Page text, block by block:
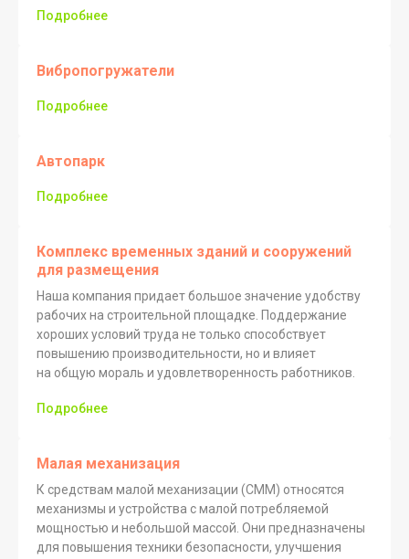
Подробнее
Вибропогружатели
Подробнее
Автопарк
Подробнее
Комплекс временных зданий и сооружений
для размещения
Наша компания придает большое значение удобству
рабочих на строительной площадке. Поддержание
хороших условий труда не только способствует
повышению производительности, но и влияет
на общую мораль и удовлетворенность работников.
Подробнее
Малая механизация
К средствам малой механизации (CMM) относятся
механизмы и устройства с малой потребляемой
мощностью и небольшой массой. Они предназначены
для повышения техники безопасности, улучшения
Необходима
консультация
специалиста?
Оставьте заявку и мы с Вами свяжемся
Телефон *